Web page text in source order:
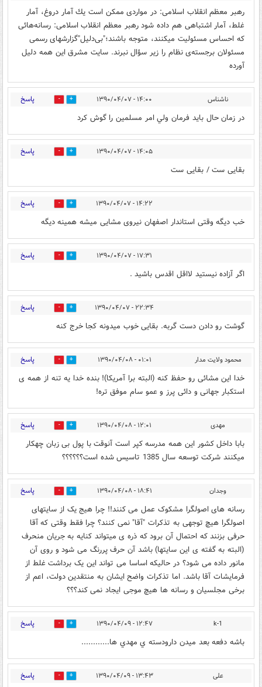
رهبر معظم انقلاب اسلامی: در مواردى ممكن است يك آمار دروغ، آمار
غلط، آمار اشتباهى هم داده شود رهبر معظم انقلاب اسلامی: رسانه‌هائى
كه احساس مسئوليت ميكنند، متوجه باشند؛"بى‌دليل"گزارشهاى رسمى
مسئولان برجسته‌ى نظام را زير سؤال نبرند. سایت مشرق این همه دلیل
آورده
ناشناس ۱۴:۰۰ - ۱۳۹۰/۰۴/۰۷ 0 پاسخ
در زمان حال بايد فرمان ولي امر مسلمين را گوش كرد
۱۴:۰۵ - ۱۳۹۰/۰۴/۰۷ 0 پاسخ
بقایی ست / بقایی ست
۱۴:۲۲ - ۱۳۹۰/۰۴/۰۷ 0 پاسخ
خب دیگه وقتی استاندار اصفهان نیروی مشایی میشه همینه دیگه
۱۷:۳۱ - ۱۳۹۰/۰۴/۰۷ 0 پاسخ
اگر آزاده نیستید لااقل اقدس باشید .
۲۲:۳۴ - ۱۳۹۰/۰۴/۰۷ 0 پاسخ
گوشت رو دادن دست گربه. بقایی خوب میدونه کجا خرج کنه
محمود ولایت مدار ۰۱:۰۱ - ۱۳۹۰/۰۴/۰۸ 0 پاسخ
خدا این مشائی رو حفظ کنه (البته برا آمریکا)! بنده خدا یه تنه از همه ی
استکبار جهانی و دائی پرز و عمو سام موفق تره!
مهدی ۱۲:۰۱ - ۱۳۹۰/۰۴/۰۸ 0 پاسخ
بابا داخل کشور این همه مدرسه کپر است آنوقت با پول بی زبان چهکار
میکنند شرکت توسعه سال 1385 تاسیس شده است؟؟؟؟؟؟
وجدان ۱۸:۴۱ - ۱۳۹۰/۰۴/۰۸ 0 پاسخ
رسانه های اصولگرا مشکوک عمل می کنند!! چرا هیج یک از سایتهای
اصولگرا هیچ توجهی به تذکرات "آقا" نمی کنند؟ چرا فقط وقتی که آقا
حرفی بزنند که احتمال آن برود که ذره ی میتواند کنایه به جریان منحرف
(البته به گفته ی این سایتها) باشد آن حرف پررنگ می شود و روی آن
مانور داده می شود؟ در حالیکه اساسا می تواند این یک برداشت غلط از
فرمایشات آقا باشد. اما تذکرات واضح ایشان به منتقدین دولت، اعم از
برخی مجلسیان و رسانه ها هیچ موجی ایجاد نمی کند؟؟؟
k-1 ۱۲:۴۷ - ۱۳۹۰/۰۴/۰۹ 0 پاسخ
باشه دفعه بعد ميدن دارودسته ي مهدي ها............
علی ۱۳:۴۳ - ۱۳۹۰/۰۴/۰۹ 0 پاسخ